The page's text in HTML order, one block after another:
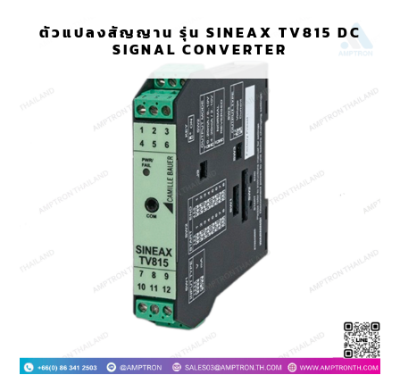
ตัวแปลงสัญญาน รุ่น SINEAX TV815 DC
SIGNAL CONVERTER